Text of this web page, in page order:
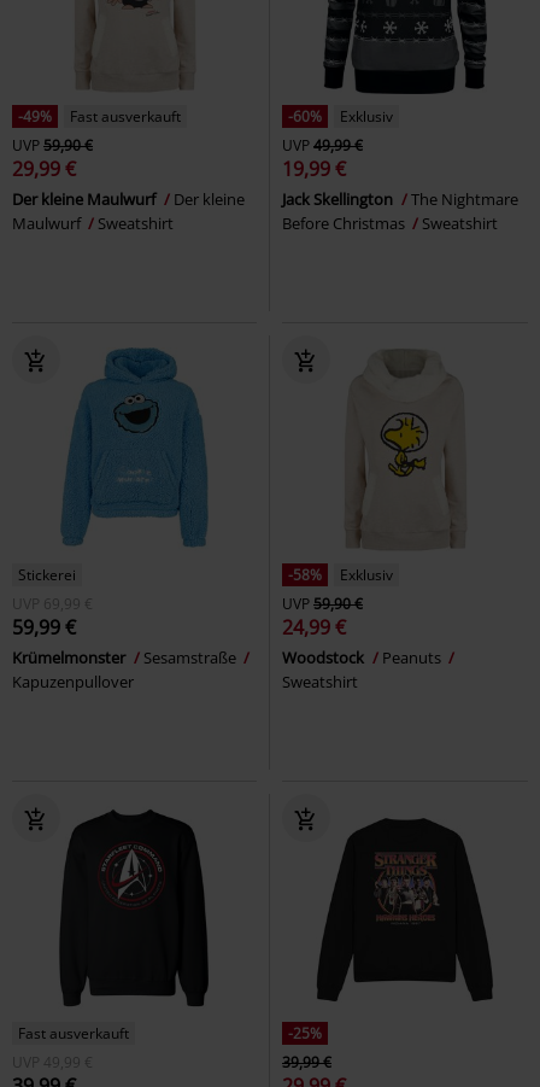
-49%
Fast ausverkauft
UVP59,90 €
29,99 €
Der kleine Maulwurf
Der kleine
Maulwurf
Sweatshirt
-60%
Exklusiv
UVP49,99 €
19,99 €
Jack Skellington
The Nightmare
Before Christmas
Sweatshirt
Stickerei
UVP
69,99 €
59,99 €
Krümelmonster
Sesamstraße
Kapuzenpullover
-58%
Exklusiv
UVP59,90 €
24,99 €
Woodstock
Peanuts
Sweatshirt
Fast ausverkauft
UVP
49,99 €
-25%
39,99 €